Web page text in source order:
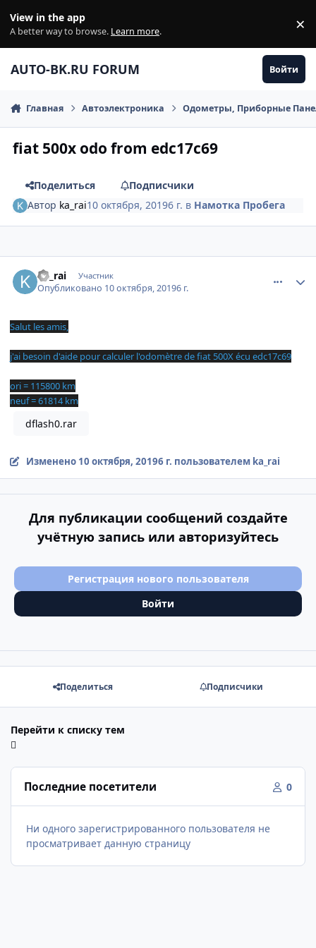
View in the app
A better way to browse. Learn more. ×
AUTO-BK.RU FORUM Войти
Главная Автоэлектроника Одометры, Приборные
fiat 500x odo from edc17c69
Поделиться
Подписчики
Автор ka_rai10 октября, 20196 г. в Намотка Пробега
ka_rai Участник
Опубликовано 10 октября, 20196 г.
Salut les amis,
j'ai besoin d'aide pour calculer l'odomètre de fiat 500X écu edc17c69
ori = 115800 km
neuf = 61814 km
dflash0.rar
Изменено 10 октября, 20196 г. пользователем ka_rai
Для публикации сообщений создайте
учётную запись или авторизуйтесь
Регистрация нового пользователя
Войти
Поделиться Подписчики
Перейти к списку тем
Последние посетители 0
Ни одного зарегистрированного пользователя не
просматривает данную страницу